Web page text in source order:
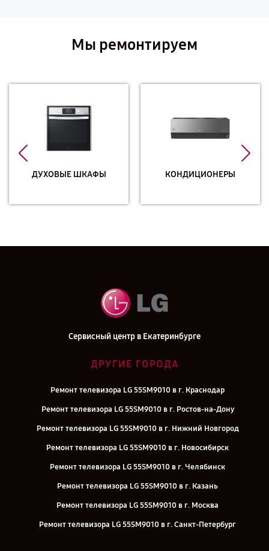
Мы ремонтируем
ДУХОВЫЕ ШКАФЫ КОНДИЦИОНЕРЫ
Сервисный центр в Екатеринбурге
ДРУГИЕ ГОРОДА
Ремонт телевизора LG 55SM9010 в г. Краснодар
Ремонт телевизора LG 55SM9010 в г. Ростов-на-Дону
Ремонт телевизора LG 55SM9010 в г. Нижний Новгород
Ремонт телевизора LG 55SM9010 в г. Новосибирск
Ремонт телевизора LG 55SM9010 в г. Челябинск
Ремонт телевизора LG 55SM9010 в г. Казань
Ремонт телевизора LG 55SM9010 в г. Москва
Ремонт телевизора LG 55SM9010 в г. Санкт-Петербург